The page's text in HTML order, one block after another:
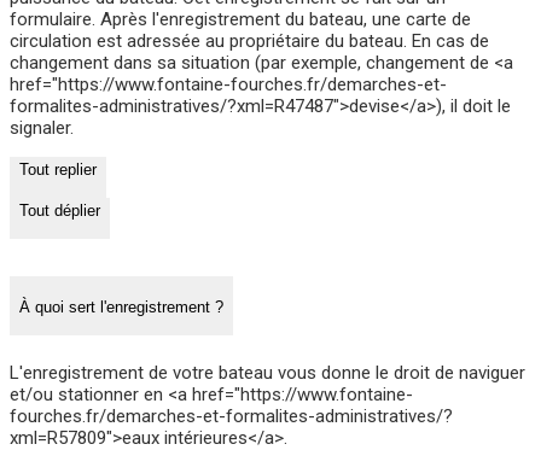
formulaire. Après l'enregistrement du bateau, une carte de
circulation est adressée au propriétaire du bateau. En cas de
changement dans sa situation (par exemple, changement de <a
href="https://www.fontaine-fourches.fr/demarches-et-
formalites-administratives/?xml=R47487">devise</a>), il doit le
signaler.
Tout replier
Tout déplier
À quoi sert l'enregistrement ?
L'enregistrement de votre bateau vous donne le droit de naviguer
et/ou stationner en <a href="https://www.fontaine-
fourches.fr/demarches-et-formalites-administratives/?
xml=R57809">eaux intérieures</a>.